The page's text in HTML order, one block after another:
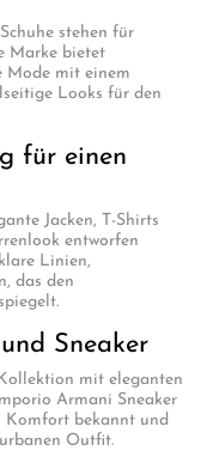
stehen für
Marke bietet
Mode mit einem
Looks für den
für einen
Jacken, T-Shirts
entworfen
Linien,
das den
Sneaker
mit eleganten
Armani Sneaker
Komfort bekannt und
Outfit.